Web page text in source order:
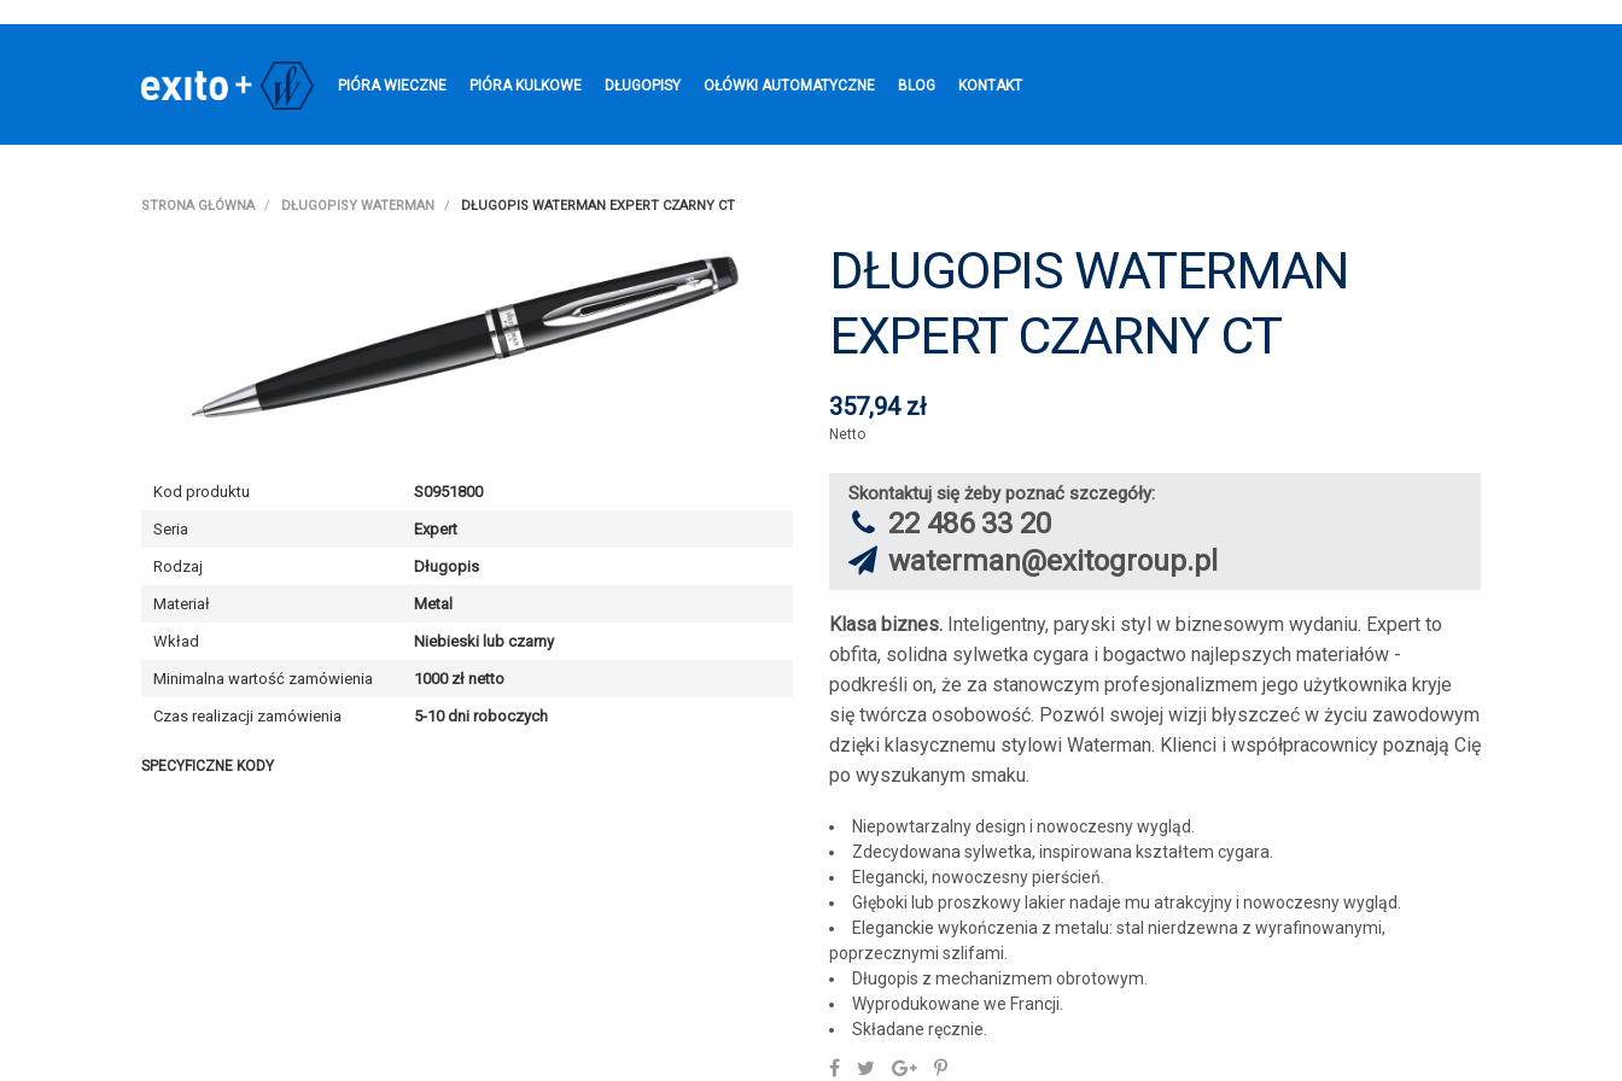
PIÓRA WIECZNE PIÓRA KULKOWE DŁUGOPISY OŁÓWKI AUTOMATYCZNE BLOG KONTAKT
STRONA GŁÓWNA DŁUGOPISY WATERMAN DŁUGOPIS WATERMAN EXPERT CZARNY CT
DŁUGOPIS WATERMAN
EXPERT CZARNY CT
357,94 zł
Netto
Kod produktu S0951800
Seria Expert
Rodzaj Długopis
Materiał Metal
Wkład Niebieski lub czarny
Minimalna wartość zamówienia 1000 zł netto
Czas realizacji zamówienia 5-10 dni roboczych
SPECYFICZNE KODY
Skontaktuj się żeby poznać szczegóły:
22 486 33 20
waterman@exitogroup.pl
Klasa biznes. Inteligentny, paryski styl w biznesowym wydaniu. Expert to
obfita, solidna sylwetka cygara i bogactwo najlepszych materiałów -
podkreśli on, że za stanowczym profesjonalizmem jego użytkownika kryje
się twórcza osobowość. Pozwól swojej wizji błyszczeć w życiu zawodowym
dzięki klasycznemu stylowi Waterman. Klienci i współpracownicy poznają Cię
po wyszukanym smaku.
Niepowtarzalny design i nowoczesny wygląd.
Zdecydowana sylwetka, inspirowana kształtem cygara.
Elegancki, nowoczesny pierścień.
Głęboki lub proszkowy lakier nadaje mu atrakcyjny i nowoczesny wygląd.
Eleganckie wykończenia z metalu: stal nierdzewna z wyrafinowanymi,
poprzecznymi szlifami.
Długopis z mechanizmem obrotowym.
Wyprodukowane we Francji.
Składane ręcznie.